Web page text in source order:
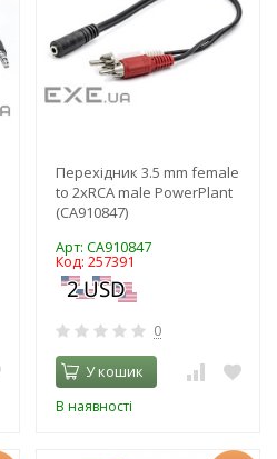
Перехідник 3.5 mm female
to 2хRCA male PowerPlant
(CA910847)
Арт: CA910847
Код: 257391
0
У кошик
В наявності